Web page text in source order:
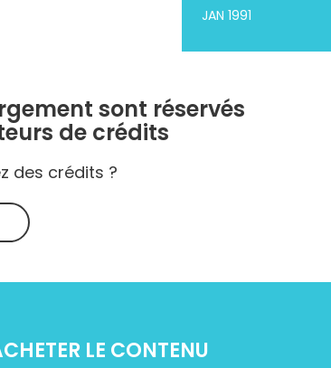
JAN 1991
sont réservés
de crédits
des crédits ?
LE CONTENU